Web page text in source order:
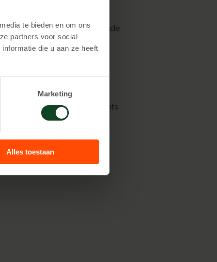
te bieden en om ons
partners voor social
die u aan ze heeft
Marketing
Alles toestaan
1 ha. Er moeten voldoende
Ook daar kan
al 1 uur spelen voor slechts
€ 30,00 per persoon.De